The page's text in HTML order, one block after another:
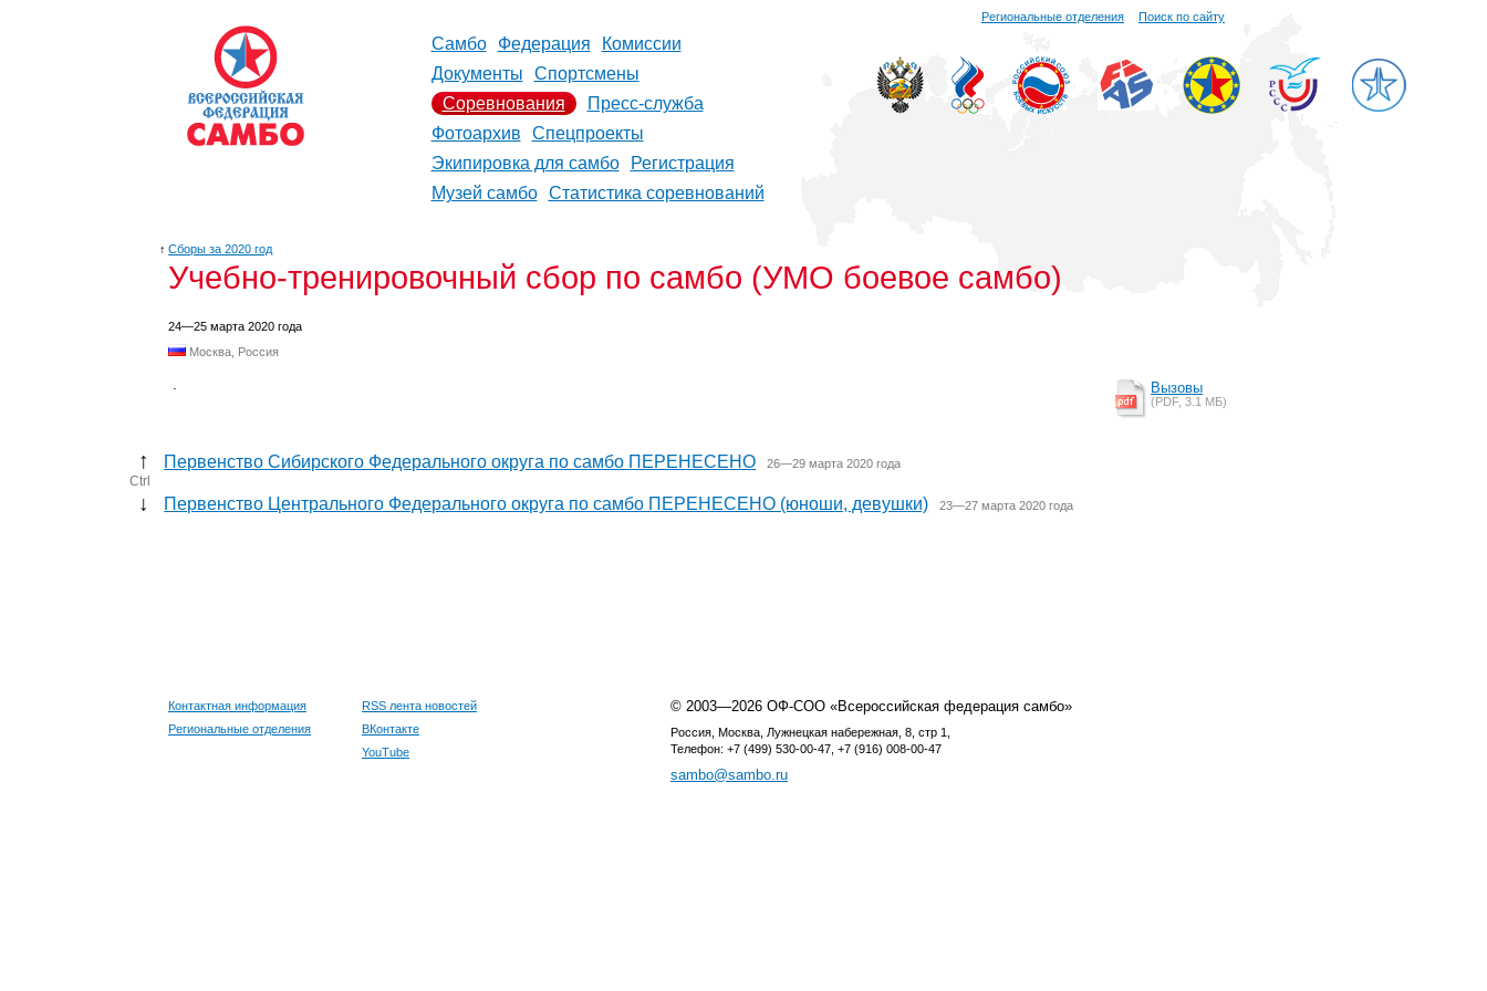
Региональные отделения Поиск по сайту
Самбо Федерация
Комиссии
Документы
Спортсмены
Соревнования
Пресс-служба
Фотоархив
Спецпроекты
Экипировка для самбо
Регистрация
Музей самбо
Статистика соревнований
↑ Сборы за 2020 год
Учебно-тренировочный сбор по самбо (УМО боевое самбо)
24—25 марта 2020 года
Москва, Россия
. Вызовы
(PDF, 3.1 MБ)
↑ Первенство Сибирского Федерального округа по самбо ПЕРЕНЕСЕНО 26—29 марта 2020 года
Ctrl
↓ Первенство Центрального Федерального округа по самбо ПЕРЕНЕСЕНО (юноши, девушки) 23—27 марта 2020 года
Контактная информация
Региональные отделения
RSS лента новостей
ВКонтакте
YouTube
© 2003—2026 ОФ-СОО «Всероссийская федерация самбо»
Россия, Москва, Лужнецкая набережная, 8, стр 1,
Телефон: +7 (499) 530-00-47, +7 (916) 008-00-47
sambo@sambo.ru